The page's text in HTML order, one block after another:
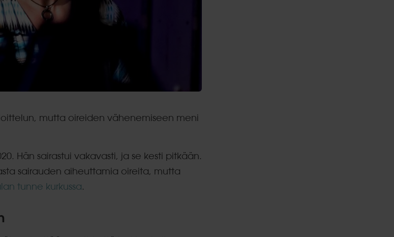
mutta oireiden vähenemiseen meni
Hän sairastui vakavasti, ja se kesti pitkään.
sairauden aiheuttamia oireita, mutta
tunne kurkussa.